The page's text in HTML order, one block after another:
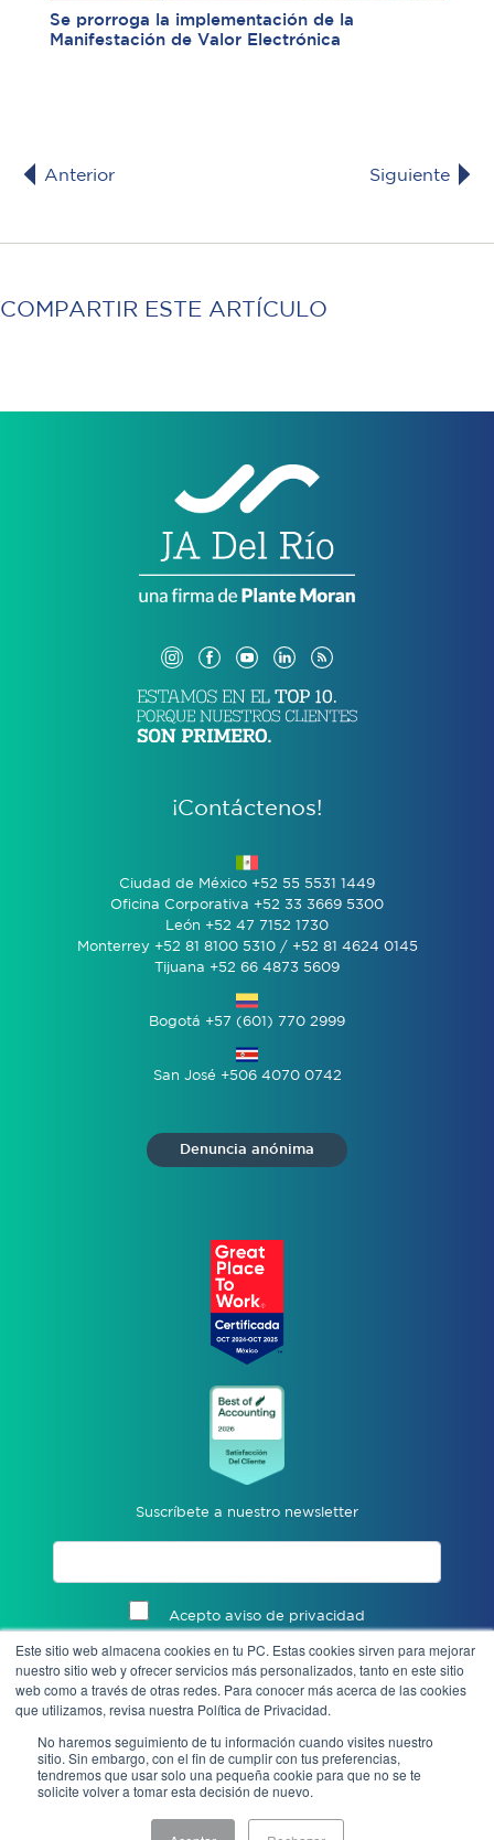
Este sitio web almacena cookies en tu PC. Estas cookies sirven para mejorar
nuestro sitio web y ofrecer servicios más personalizados, tanto en este sitio
web como a través de otras redes. Para conocer más acerca de las cookies
que utilizamos, revisa nuestra Política de Privacidad.
No haremos seguimiento de tu información cuando visites nuestro
sitio. Sin embargo, con el fin de cumplir con tus preferencias,
tendremos que usar solo una pequeña cookie para que no se te
solicite volver a tomar esta decisión de nuevo.
Se prorroga la implementación de la
Manifestación de Valor Electrónica
Anterior Siguiente
COMPARTIR ESTE ARTÍCULO
¡Contáctenos!
Ciudad de México +52 55 5531 1449
Oficina Corporativa +52 33 3669 5300
León +52 47 7152 1730
Monterrey +52 81 8100 5310 / +52 81 4624 0145
Tijuana +52 66 4873 5609
Bogotá +57 (601) 770 2999
San José +506 4070 0742
Denuncia anónima
Suscríbete a nuestro newsletter
Acepto aviso de privacidad
Enviar